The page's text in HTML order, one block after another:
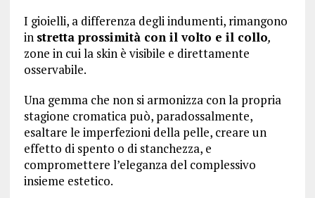
I gioielli, a differenza degli indumenti, rimangono
in stretta prossimità con il volto e il collo,
zone in cui la skin è visibile e direttamente
osservabile.
Una gemma che non si armonizza con la propria
stagione cromatica può, paradossalmente,
esaltare le imperfezioni della pelle, creare un
effetto di spento o di stanchezza, e
compromettere l’eleganza del complessivo
insieme estetico.